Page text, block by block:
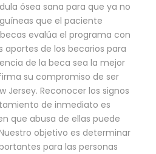
ósea sana para que ya no
que el paciente
evalúa el programa con
aportes de los becarios para
de la beca sea la mejor
su compromiso de ser
Jersey. Reconocer los signos
de inmediato es
que abusa de ellas puede
objetivo es determinar
para las personas